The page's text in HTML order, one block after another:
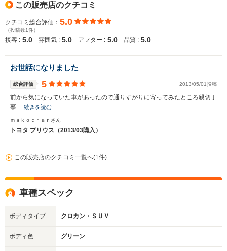
この販売店のクチコミ
クチコミ総合評価： 5.0
（投稿数1件）
接客 : 5.0 雰囲気 : 5.0 アフター : 5.0 品質 : 5.0
お世話になりました
総合評価 5 2013/05/01投稿
前から気になっていた車があったので通りすがりに寄ってみたところ親切丁
寧… 続きを読む
ｍａｋｏｃｈａｎさん
トヨタ プリウス（2013/03購入）
この販売店のクチコミ一覧へ(1件)
車種スペック
ボディタイプ クロカン・ＳＵＶ
ボディ色 グリーン